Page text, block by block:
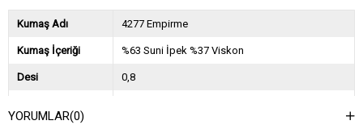
Kumaş Adı 4277 Empirme
Kumaş İçeriği %63 Suni İpek %37 Viskon
Desi 0,8
YORUMLAR(0)